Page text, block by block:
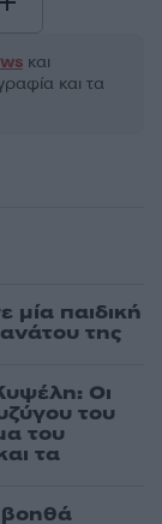
και
και τα
παιδική
της
Οι
του
του
τα